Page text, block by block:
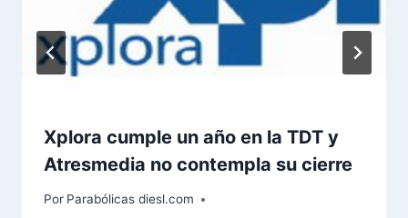
Xplora cumple un año en la TDT y
Atresmedia no contempla su cierre
Por Parabólicas diesl.com